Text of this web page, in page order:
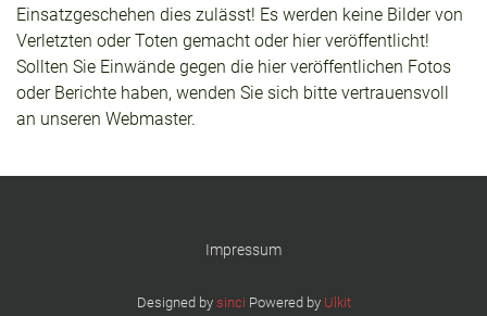
Einsatzgeschehen dies zulässt! Es werden keine Bilder von
Verletzten oder Toten gemacht oder hier veröffentlicht!
Sollten Sie Einwände gegen die hier veröffentlichen Fotos
oder Berichte haben, wenden Sie sich bitte vertrauensvoll
an unseren Webmaster.
Impressum
Designed by sinci Powered by Ulkit